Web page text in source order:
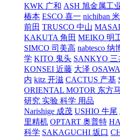
KWK 广和 ASH 旭金属工
椿本 ESCO 喜一 nichiban
前田 TRUSCO 中山
KAKUTA 角田 MEIKO 明
SIMCO 司美高 nabtesco 纳
学 KITO 鬼头 SANKYO 三
KONSEI 近藤 大泽 OSAWA
内 kitz 开滋 CACTUS 产基
ORIENTAL MOTOR 东方
研究 实验 科学 用品
Narishige 成茂 USHIO 牛尾
里精机 OPTART 奥普特
科学 SAKAGUCHI 坂口